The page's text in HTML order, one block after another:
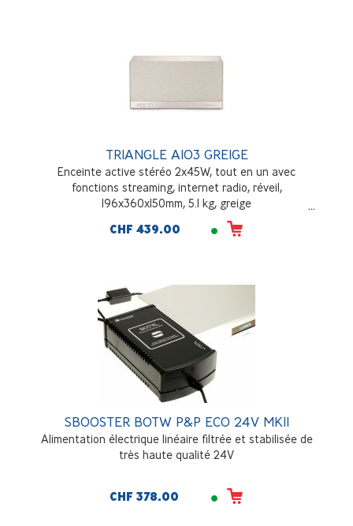
TRIANGLE AIO3 GREIGE
Enceinte active stéréo 2x45W, tout en un avec
fonctions streaming, internet radio, réveil,
196x360x150mm, 5.1 kg, greige
CHF 439.00
SBOOSTER BOTW P&P ECO 24V MKII
Alimentation électrique linéaire filtrée et stabilisée de
très haute qualité 24V
CHF 378.00